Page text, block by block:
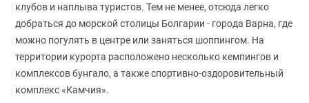
клубов и наплыва туристов. Тем не менее, отсюда легко
добраться до морской столицы Болгарии - города Варна, где
можно погулять в центре или заняться шоппингом. На
территории курорта расположено несколько кемпингов и
комплексов бунгало, а также спортивно-оздоровительный
комплекс «Камчия».